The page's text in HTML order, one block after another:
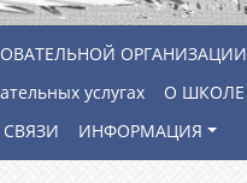
ОРГАНИЗАЦИИ
услугах
О ШКОЛЕ
ИНФОРМАЦИЯ